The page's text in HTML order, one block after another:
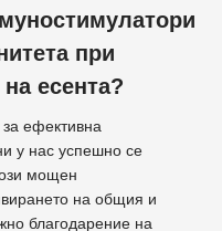
при
есента?
за ефективна
у нас успешно се
мощен
на общия и
благодарение на